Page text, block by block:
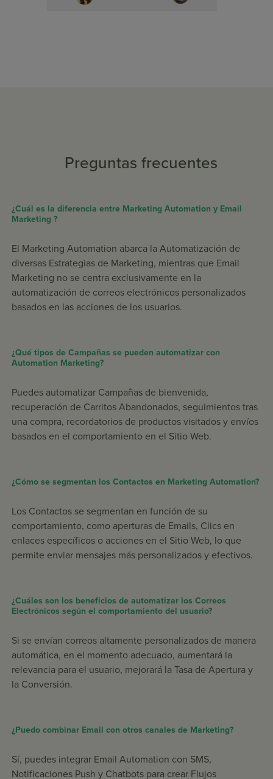
Preguntas frecuentes
¿Cuál es la diferencia entre Marketing Automation y Email
Marketing ?
El Marketing Automation abarca la Automatización de
diversas Estrategias de Marketing, mientras que Email
Marketing no se centra exclusivamente en la
automatización de correos electrónicos personalizados
basados en las acciones de los usuarios.
¿Qué tipos de Campañas se pueden automatizar con
Automation Marketing?
Puedes automatizar Campañas de bienvenida,
recuperación de Carritos Abandonados, seguimientos tras
una compra, recordatorios de productos visitados y envíos
basados en el comportamiento en el Sitio Web.
¿Cómo se segmentan los Contactos en Marketing Automation?
Los Contactos se segmentan en función de su
comportamiento, como aperturas de Emails, Clics en
enlaces específicos o acciones en el Sitio Web, lo que
permite enviar mensajes más personalizados y efectivos.
¿Cuáles son los beneficios de automatizar los Correos
Electrónicos según el comportamiento del usuario?
Si se envían correos altamente personalizados de manera
automática, en el momento adecuado, aumentará la
relevancia para el usuario, mejorará la Tasa de Apertura y
la Conversión.
¿Puedo combinar Email con otros canales de Marketing?
Sí, puedes integrar Email Automation con SMS,
Notificaciones Push y Chatbots para crear Flujos